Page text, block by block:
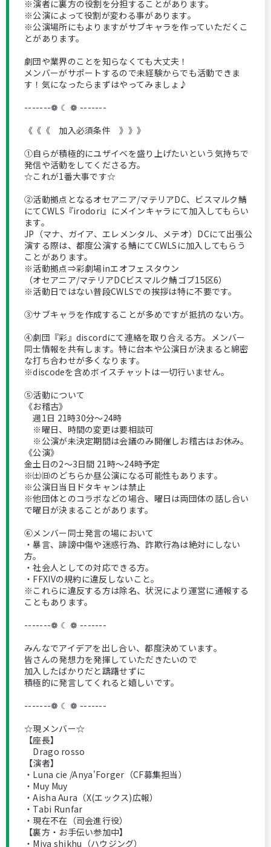
※演者に裏方の役割を分担することがあります。
※公演によって役割が変わる事があります。
※公演場所にもよりますがサブキャラを作っていただくこ
とがあります。
劇団や業界のことを知らなくても大丈夫！
メンバーがサポートするので未経験からでも活動できま
す！気になったらまずはやってみましょ♪
-------❁ ☾ ❁ -------
《《《 加入必須条件 》》》
①自らが積極的にユザイベを盛り上げたいという気持ちで
発信や活動をしてくださる方。
☆これが1番大事です☆
②活動拠点となるオセアニア/マテリアDC、ビスマルク鯖
にてCWLS『irodori』にメインキャラにて加入してもらい
ます。
JP（マナ、ガイア、エレメンタル、メテオ）DCにて出張公
演する際は、都度公演する鯖にてCWLSに加入してもらう
ことがあります。
※活動拠点⇒彩劇場inエオフェスタウン
（オセアニア/マテリアDCビスマルク鯖ゴブ15区6）
※活動日ではない普段CWLSでの挨拶は特に不要です。
③サブキャラを作成することが多めですが抵抗のない方。
④劇団『彩』discordにて連絡を取り合える方。メンバー
同士情報を共有します。特に台本や公演日が決まると綿密
な打ち合わせが多くなります。
※discodeを含めボイスチャットは一切行いません。
⑤活動について
《お稽古》
週1日 21時30分〜24時
※曜日、時間の変更は要相談可
※公演が未決定期間は会議のみ開催しお稽古はお休み。
《公演》
金土日の2〜3日間 21時〜24時予定
※㈯㈰のどちらか昼公演になる可能性もあります。
※公演日当日ドタキャンは禁止
※他団体とのコラボなどの場合、曜日は両団体の話し合い
で曜日が決まることがあります。
⑥メンバー同士発言の場において
・暴言、誹謗中傷や迷惑行為、詐欺行為は絶対にしない
方。
・社会人としての対応できる方。
・FFXIVの規約に違反しないこと。
※これらに違反する方は除名、状況により運営に通報する
こともあります。
-------❁ ☾ ❁ -------
みんなでアイデアを出し合い、都度決めています。
皆さんの発想力を発揮していただきたいので
加入したばかりだと躊躇せずに
積極的に発言してくれると嬉しいです。
-------❁ ☾ ❁ -------
☆現メンバー☆
【座長】
Drago rosso
【演者】
・Luna cie /Anya'Forger（CF募集担当）
・Muy Muy
・Aisha Aura（X(エックス)広報）
・Tabi Runfar
・現在不在（司会進行役）
【裏方・お手伝い参加中】
・Miya shikhu（ハウジング）